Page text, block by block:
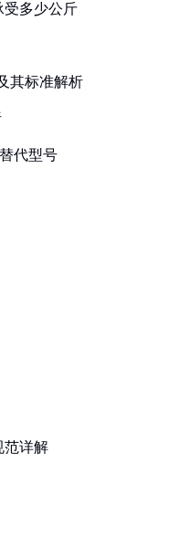
受多少公斤
其标准解析
代型号
范详解